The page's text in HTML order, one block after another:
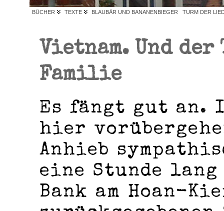
BÜCHER TEXTE BLAUBÄR UND BANANENBIEGER TURM DER
Vietnam. Und der
Familie
Es fängt gut an.
hier
Anhieb
eine Stunde
Bank am Hoan-